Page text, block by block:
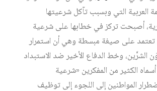
العربية التي وبسبب تآكل شرعيتها
أصبحت تركز في خطابها على شرعية
أو تعتمد على صيغة مبسطة وهي أن استمرار
الشرَّين، وخط الدفاع الأخير ضد الاستبداد
الكثير من المفكرين «شرعية
المواطنين إلى اللجوء إلى توظيف